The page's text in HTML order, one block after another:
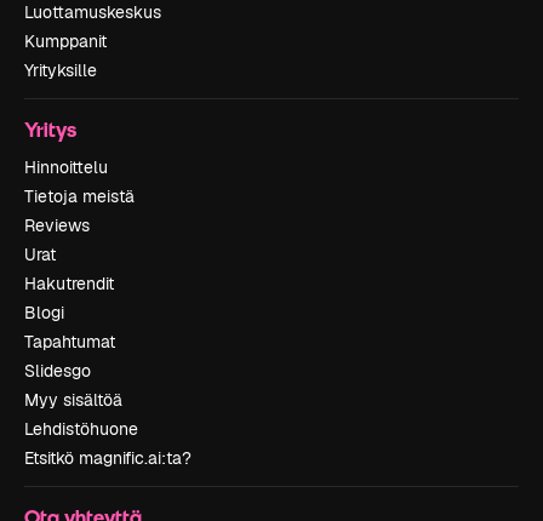
Luottamuskeskus
Kumppanit
Yrityksille
Yritys
Hinnoittelu
Tietoja meistä
Reviews
Urat
Hakutrendit
Blogi
Tapahtumat
Slidesgo
Myy sisältöä
Lehdistöhuone
Etsitkö magnific.ai:ta?